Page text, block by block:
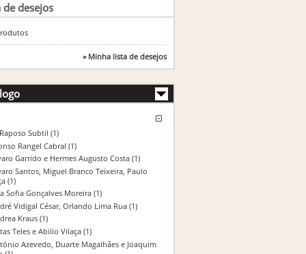
de desejos
» Minha lista de desejos
Subtil (1)
Rangel Cabral (1)
Garrido e Hermes Augusto Costa (1)
Santos, Miguel Branco Teixeira, Paulo
(1)
Sofia Gonçalves Moreira(1)
Vidigal César, Orlando Lima Rua (1)
Kraus (1)
Teles e Abilio Vilaça (1)
Azevedo, Duarte Magalhães e Joaquim